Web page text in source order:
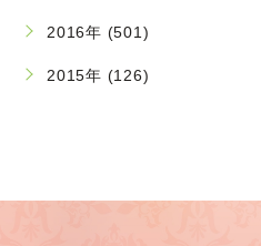
2016年 (501)
2015年 (126)